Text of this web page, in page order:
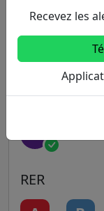
1 2
9 10
RER
Recevez les